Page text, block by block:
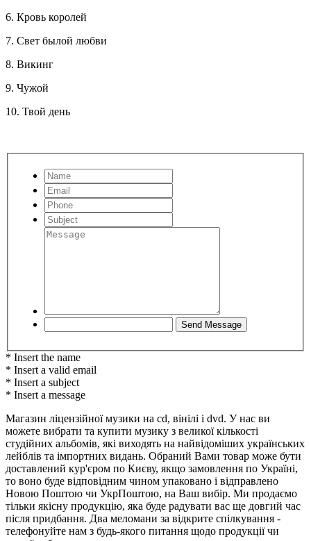
6. Кровь королей
7. Свет былой любви
8. Викинг
9. Чужой
10. Твой день
* Insert the name
* Insert a valid email
* Insert a subject
* Insert a message
Магазин ліцензійної музики на cd, вінілі і dvd. У нас ви
можете вибрати та купити музику з великої кількості
студійних альбомів, які виходять на найвідоміших українських
лейблів та імпортних видань. Обраний Вами товар може бути
доставлений кур'єром по Києву, якщо замовлення по Україні,
то воно буде відповідним чином упаковано і відправлено
Новою Поштою чи УкрПоштою, на Ваш вибір. Ми продаємо
тільки якісну продукцію, яка буде радувати вас ще довгий час
після придбання. Два меломани за відкрите спілкування -
телефонуйте нам з будь-якого питання щодо продукції чи